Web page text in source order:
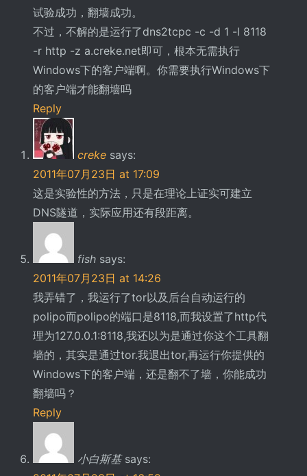
试验成功，翻墙成功。
不过，不解的是运行了dns2tcpc -c -d 1 -l 8118
-r http -z a.creke.net即可，根本无需执行
Windows下的客户端啊。你需要执行Windows下
的客户端才能翻墙吗
Reply
creke says:
2011年07月23日 at 17:09
这是实验性的方法，只是在理论上证实可建立
DNS隧道，实际应用还有段距离。
fish says:
2011年07月23日 at 14:26
我弄错了，我运行了tor以及后台自动运行的
polipo而polipo的端口是8118,而我设置了http代
理为127.0.0.1:8118,我还以为是通过你这个工具翻
墙的，其实是通过tor.我退出tor,再运行你提供的
Windows下的客户端，还是翻不了墙，你能成功
翻墙吗？
Reply
小白斯基 says: